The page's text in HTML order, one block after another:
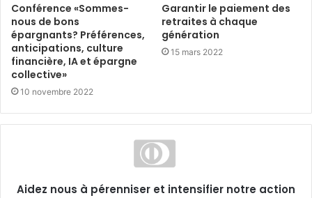
Conférence «Sommes-
nous de bons
épargnants? Préférences,
anticipations, culture
financière, IA et épargne
collective»
10 novembre 2022
Garantir le paiement des
retraites à chaque
génération
15 mars 2022
Aidez nous à pérenniser et intensifier notre action